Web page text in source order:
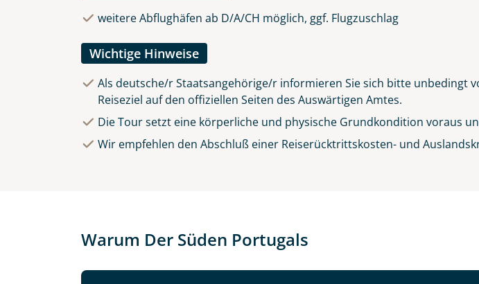
weitere Abflughäfen ab D/A/CH möglich, ggf. Flugzuschlag
Wichtige Hinweise
Als deutsche/r Staatsangehörige/r informieren Sie sich bitte unbedingt
Reiseziel auf den offiziellen Seiten des Auswärtigen Amtes.
Die Tour setzt eine körperliche und physische Grundkondition voraus
Wir empfehlen den Abschluß einer Reiserücktrittskosten- und
Warum Der Süden Portugals